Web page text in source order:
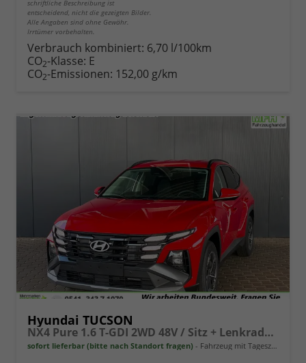
schriftliche Beschreibung ist
entscheidend, nicht die gezeigten Bilder.
Alle Angaben sind ohne Gewähr.
Irrtümer vorbehalten.
Verbrauch kombiniert: 6,70 l/100km
CO2-Klasse: E
CO2-Emissionen: 152,00 g/km
Hyundai TUCSON
NX4 Pure 1.6 T-GDI 2WD 48V / Sitz + Lenkradheiz. LED Tempomat Alu 17"
sofort lieferbar (bitte nach Standort fragen) Fahrzeug mit Tageszulassung